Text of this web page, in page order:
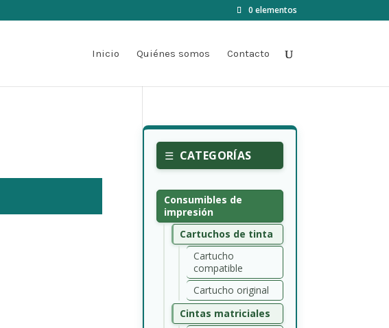
0 elementos
Inicio Quiénes somos Contacto
CATEGORÍAS
Consumibles de
impresión
Cartuchos de tinta
Cartucho
compatible
Cartucho original
Cintas matriciales